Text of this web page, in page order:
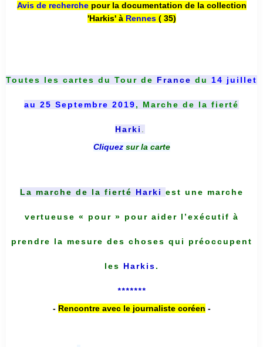
Avis de recherche pour la documentation de la collection
'Harkis' à Rennes( 35)
Toutes les cartes du Tour de France du 14 juillet
au 25 Septembre 2019, Marche de la fierté
Harki
Cliquez sur la carte
La marche de la fierté Harki est une marche
vertueuse « pour » pour aider l’exécutif à
prendre la mesure des choses qui préoccupent
les Harkis.
*******
- Rencontre avec le journaliste coréen -